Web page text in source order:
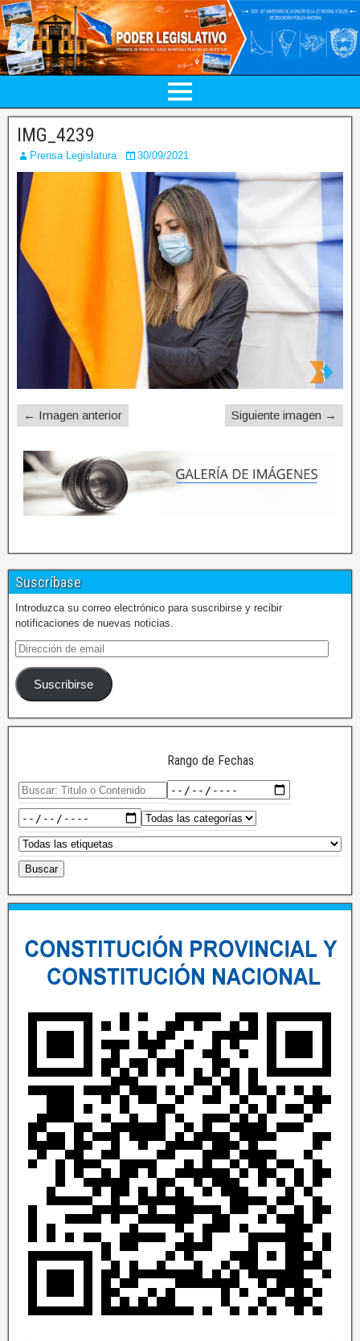
IMG_4239
Prensa Legislatura 30/09/2021
← Imagen anterior Siguiente imagen →
Suscríbase
Introduzca su correo electrónico para suscribirse y recibir
notificaciones de nuevas noticias.
Suscribirse
Rango de Fechas